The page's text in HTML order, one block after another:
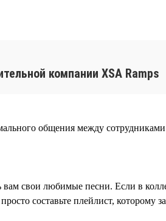
компании XSA Ramps
общения между
вам свои любимые песни. Если в
составьте плейлист, которому